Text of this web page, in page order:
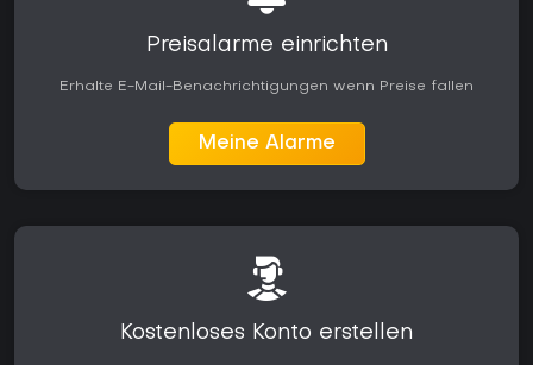
Preisalarme einrichten
Erhalte E-Mail-Benachrichtigungen wenn Preise fallen
Meine Alarme
Kostenloses Konto erstellen